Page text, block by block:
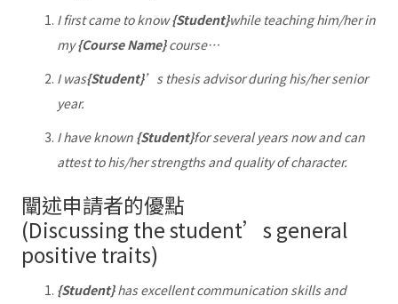
I first came to know{Student}while teaching him/her in
my{Course Name}course…
I was{Student}’s thesis advisor during his/her senior
year.
I have known {Student}for several years now and can
attest to his/her strengths and quality of character.
闡述申請者的優點
(Discussing the student’s general
positive traits)
{Student}has excellent communication skills and